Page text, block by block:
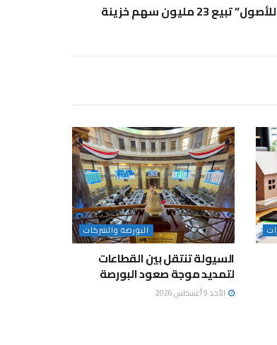
23 مليون سهم خزينة
البورصة والشركات
السيولة تنتقل بين القطاعات
لتمديد موجة صعود البورصة
الأحد 9 أغسطس 2026